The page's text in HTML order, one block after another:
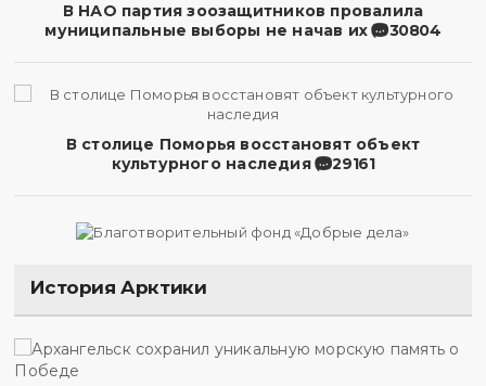
В НАО партия зоозащитников провалила
муниципальные выборы не начав их
30804
В столице Поморья восстановят объект
культурного наследия
29161
История Арктики